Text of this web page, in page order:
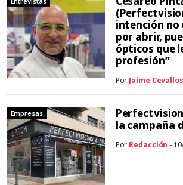
intención no
por abrir,
ópticos que
profesión”
Por Jaime Cevallos
Empresas
la campaña
Por Redacción -